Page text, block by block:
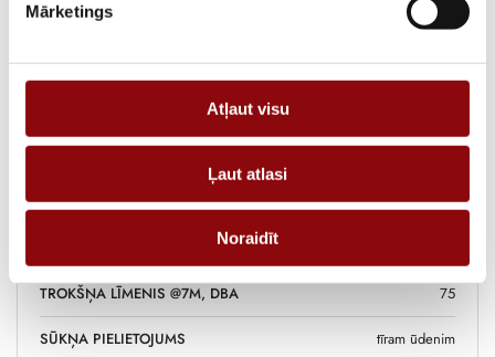
Mārketings
Atļaut visu
Ļaut atlasi
Noraidīt
MOTORA RAŽOTĀJS HONDA
DEGVIELAS TVERTNES
3.1
DEGVIELA benzīns
DEGVIELAS PATĒRIŅŠ 75%,
L/H
TROKŠŅA LĪMENIS @7M, DBA 75
SŪKŅA PIELIETOJUMS tīram ūdenim